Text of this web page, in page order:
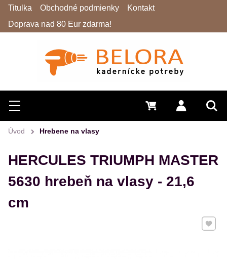
Hľadať
Menu Prihlásiť
0 €
Titulka Obchodné podmienky
Kontakt
Doprava nad 80 Eur zdarma!
Úvod Hrebene na vlasy
HERCULES TRIUMPH MASTER
5630 hrebeň na vlasy - 21,6
cm
Pridať